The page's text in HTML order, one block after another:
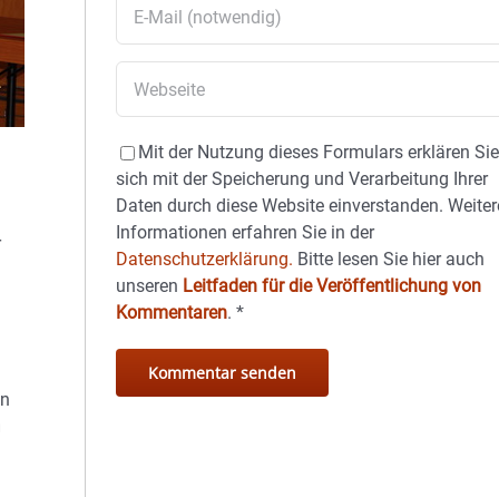
Mit der Nutzung dieses Formulars erklären Sie
sich mit der Speicherung und Verarbeitung Ihrer
Daten durch diese Website einverstanden.
Informationen erfahren Sie in der
Datenschutzerklärung. Bitte lesen Sie hier auch
unseren Leitfaden für die Veröffentlichung von
Kommentaren.*